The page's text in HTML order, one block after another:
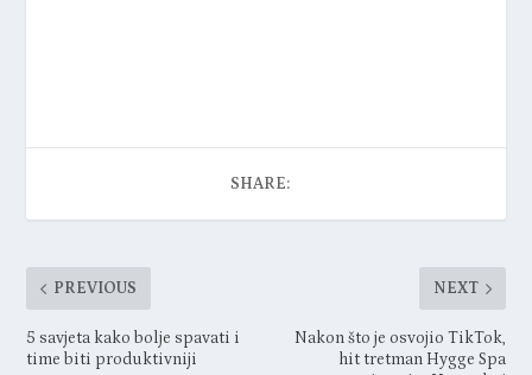
SHARE:
PREVIOUS
5 savjeta kako bolje spavati i
time biti produktivniji
NEXT
Nakon što je osvojio TikTok,
hit tretman Hygge Spa